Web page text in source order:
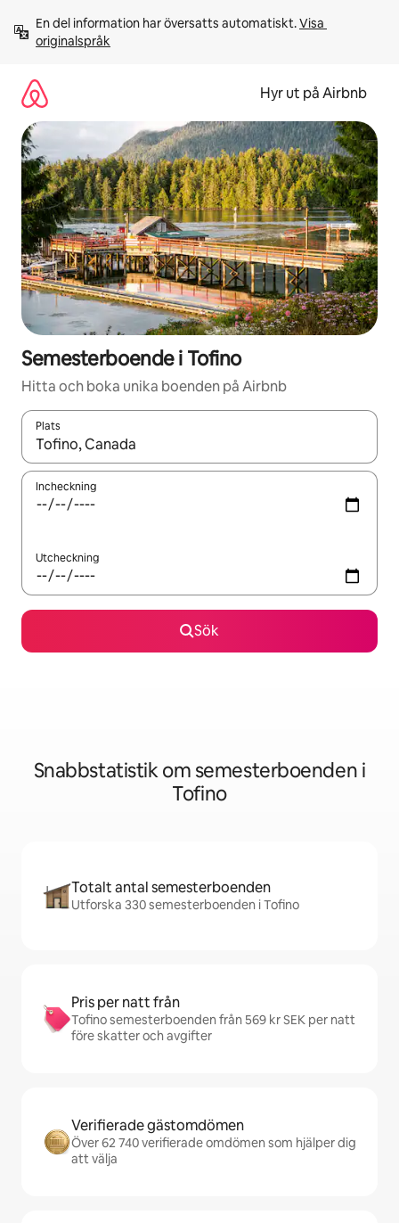
innehåll
En del information har översatts automatiskt. Visa
originalspråk
Hyr ut på Airbnb
Semesterboende i Tofino
Hitta och boka unika boenden på Airbnb
Plats
När resultaten är tillgängliga kan du navigera med upp- och
Incheckning
Utcheckning
Sök
Snabbstatistik om semesterboenden i
Tofino
Totalt antal semesterboenden
Utforska 330 semesterboenden i Tofino
Pris per natt från
Tofino semesterboenden från 569 kr SEK per natt
före skatter och avgifter
Verifierade gästomdömen
Över 62 740 verifierade omdömen som hjälper dig
att välja